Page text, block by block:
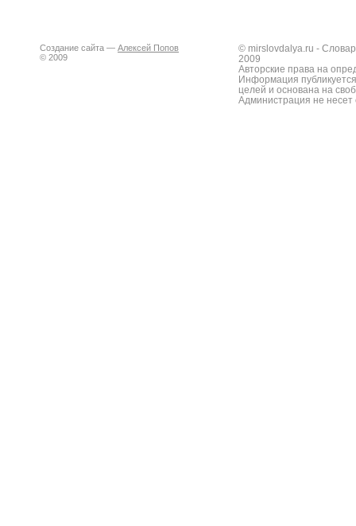
Создание сайта — Алексей Попов
© 2009
© mirslovdalya.ru -
2009
Авторские права на
Информация
целей и основана на
Администрация не несет